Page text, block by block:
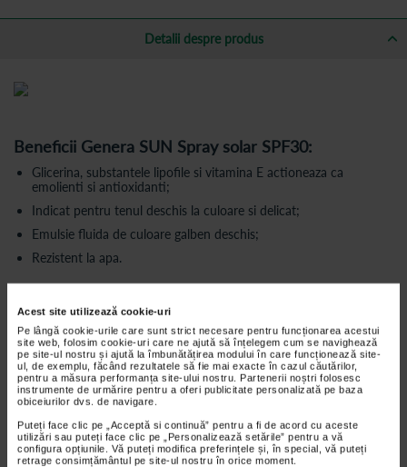
Acest site utilizează cookie-uri
Pe lângă cookie-urile care sunt strict necesare pentru funcționarea acestui
site web, folosim cookie-uri care ne ajută să înțelegem cum se navighează
pe site-ul nostru și ajută la îmbunătățirea modului în care funcționează site-
ul, de exemplu, făcând rezultatele să fie mai exacte în cazul căutărilor,
pentru a măsura performanța site-ului nostru. Partenerii noștri folosesc
instrumente de urmărire pentru a oferi publicitate personalizată pe baza
obiceiurilor dvs. de navigare.
Puteți face clic pe „Acceptă si continuă” pentru a fi de acord cu aceste
utilizări sau puteți face clic pe „Personalizează setările” pentru a vă
configura opțiunile. Vă puteți modifica preferințele și, în special, vă puteți
retrage consimțământul pe site-ul nostru în orice moment.
Detalii despre produs
Beneficii Genera SUN Spray solar SPF30:
Glicerina, substantele lipofile si vitamina E actioneaza ca
emolienti si antioxidanti;
Indicat pentru tenul deschis la culoare si delicat;
Emulsie fluida de culoare galben deschis;
Rezistent la apa.
Niciun produs de protectie solara nu poate asigura o protectie
totala impotriva radiatiilor uv. Nu va expuneti mult timp, chiar daca
utilizati un produs de protectie. Tineti bebelusii departe de lumina
directa a soarelui. O expunere lunga la soare este un risc grav
pentru sanatate.
Prin aplicarea unei cantitati mici, nivelul de protectie se reduce
considerabil. Aplicati omogen si generos produsul solar inainte de
expunere.
Agitati bine inainte de folosire.